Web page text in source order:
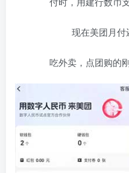
现在美团月付
吃外卖，点团购的